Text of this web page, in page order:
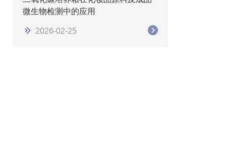
微生物检测中的应用
2026-02-25